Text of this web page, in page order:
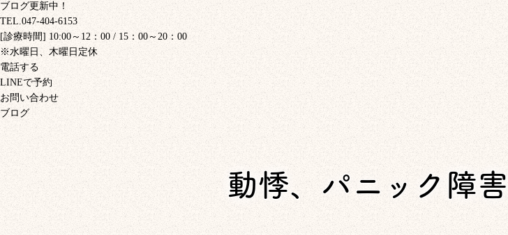
ブログ更新中！
TEL.047-404-6153
[診療時間] 10:00～12：00 / 15：00～20：00
※水曜日、木曜日定休
電話する
LINEで予約
お問い合わせ
ブログ
動悸、パニック障害